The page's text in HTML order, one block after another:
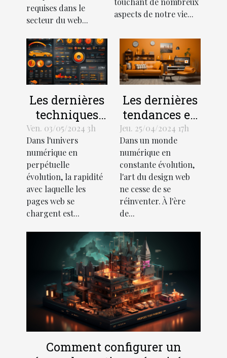
l'avènement
des outils
d'IA comme
les
générateurs
de texte et
d'image
requises dans le
secteur du web...
privé
aspects de notre vie...
Les dernières
techniques
pour
augmenter la
vitesse de
chargement
des pages web
et leur impact
sur le SEO
Ven. 03/05/2024 3h
Dans l'univers
numérique en
perpétuelle
évolution, la rapidité
avec laquelle les
pages web se
chargent est...
Les dernières
tendances en
matière de
design web
pour
augmenter
l'engagement
utilisateur
Jeu. 25/04/2024 17h
Dans un monde
numérique en
constante évolution,
l'art du design web
ne cesse de se
réinventer. À l'ère
de...
Comment configurer un